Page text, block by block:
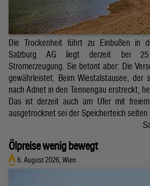
Die Trockenheit führt zu Einbußen in
Salzburg AG liegt derzeit bei 25
Stromerzeugung. Sie betont aber: Die
gewährleistet. Beim Wiestalstausee, der
nach Adnet in den Tennengau erstreckt,
Das ist derzeit auch am Ufer mit
ausgetrocknet sei der Speicherteich
Ölpreise wenig bewegt
6. August 2026, Wien